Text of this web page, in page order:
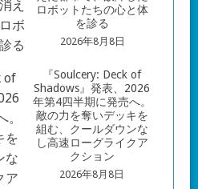
ロボットたちの心と体
を診る
2026年8月8日
『Soulcery: Deck of
Shadows』発表、2026
年第4四半期に発売へ。
敵の力を奪いデッキを
組む、クールダウンな
し高速ローグライクア
クション
2026年8月8日